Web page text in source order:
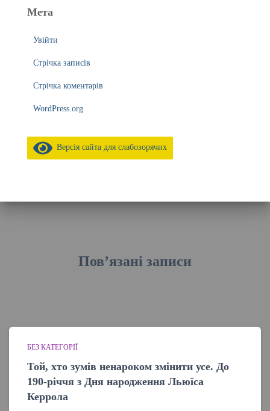
Мета
Увійти
Стрічка записів
Стрічка коментарів
WordPress.org
Версія сайта для слабозорячих
Пов’язані записи
БЕЗ КАТЕГОРІЇ
Той, хто зумів ненароком змінити усе. До
190-річчя з Дня народження Льюїса
Керрола